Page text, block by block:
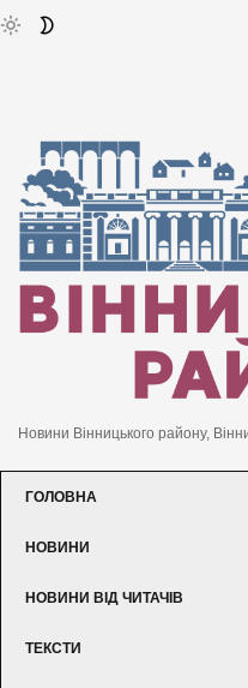
Новини Вінницького району,
ГОЛОВНА
НОВИНИ
НОВИНИ ВІД ЧИТАЧІВ
ТЕКСТИ